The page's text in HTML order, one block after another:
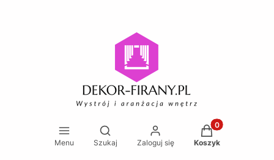
Menu
Otwórz wyszukiwarkę
Szukaj Zaloguj się
Produkty w
Koszyk